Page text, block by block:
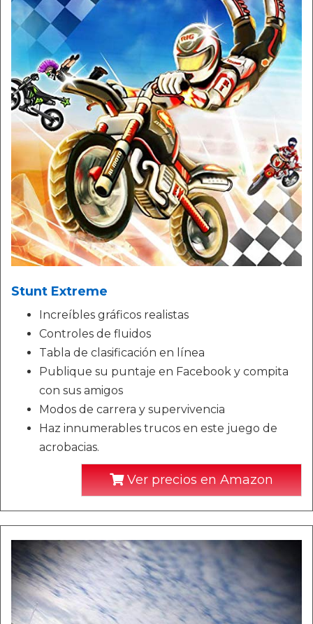
Stunt Extreme
Increíbles gráficos realistas
Controles de fluidos
Tabla de clasificación en línea
Publique su puntaje en Facebook y compita
con sus amigos
Modos de carrera y supervivencia
Haz innumerables trucos en este juego de
acrobacias.
Ver precios en Amazon